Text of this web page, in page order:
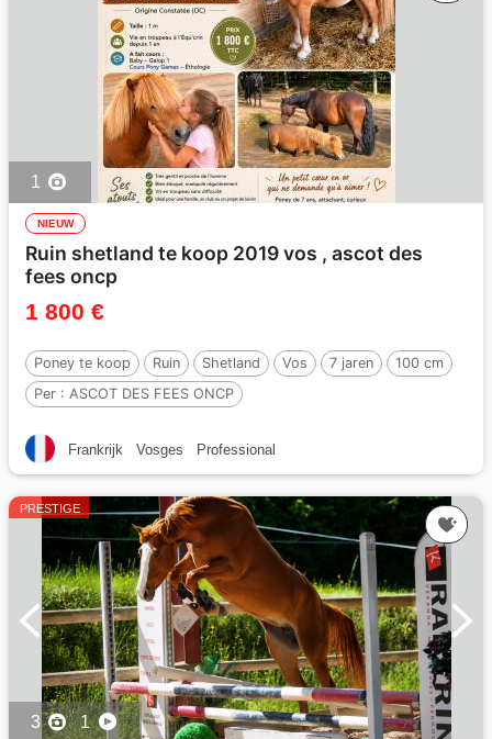
1
NIEUW
Ruin shetland te koop 2019 vos , ascot des
fees oncp
1 800 €
Poney te koop Ruin Shetland Vos 7 jaren
100 cm
Per : ASCOT DES FEES ONCP
Frankrijk Vosges Professional
PRESTIGE
3 1